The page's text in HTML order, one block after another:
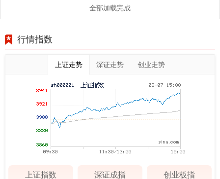
全部加载完成
行情指数
上证走势 深证走势 创业走势
上证指数 深证成指 创业板指